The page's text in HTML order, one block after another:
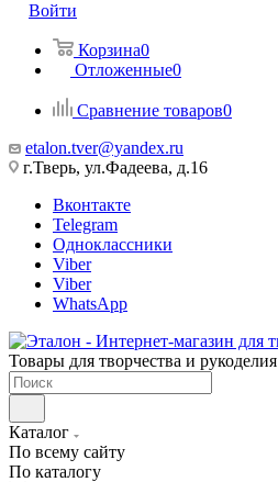
Войти
Корзина0
Отложенные0
Сравнение товаров0
etalon.tver@yandex.ru
г.Тверь, ул.Фадеева, д.16
Вконтакте
Telegram
Одноклассники
Viber
Viber
WhatsApp
Товары для творчества и рукоделия
Каталог
По всему сайту
По каталогу